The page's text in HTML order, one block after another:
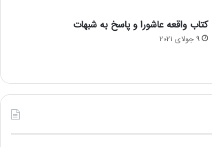
کتاب واقعه عاشورا و پاسخ به شبهات
9 جولای 2021